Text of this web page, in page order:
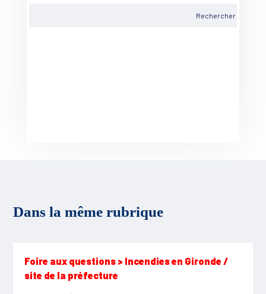
Dans la même rubrique
Foire aux questions > Incendies en Gironde /
site de la préfecture